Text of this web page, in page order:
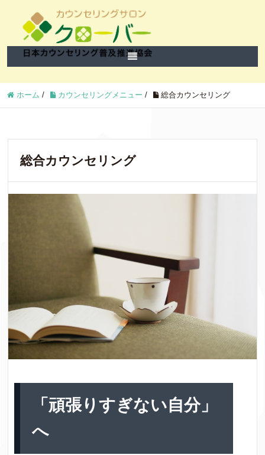
ホーム / カウンセリングメニュー / 総合カウンセリング
総合カウンセリング
「頑張りすぎない自分」
へ